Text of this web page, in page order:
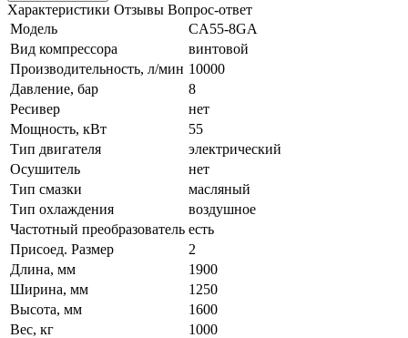
Характеристики Отзывы Вопрос-ответ
Модель
CA55-8GA
Вид компрессора
винтовой
Производительность, л/мин 10000
Давление, бар
8
Ресивер
нет
Мощность, кВт
55
Тип двигателя
электрический
Осушитель
нет
Тип смазки
масляный
Тип охлаждения
воздушное
Частотный преобразователь есть
Присоед. Размер
2
Длина, мм
1900
Ширина, мм
1250
Высота, мм
1600
Вес, кг
1000